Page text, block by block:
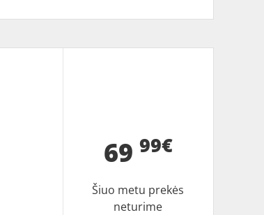
69 99€
Šiuo metu prekės
neturime